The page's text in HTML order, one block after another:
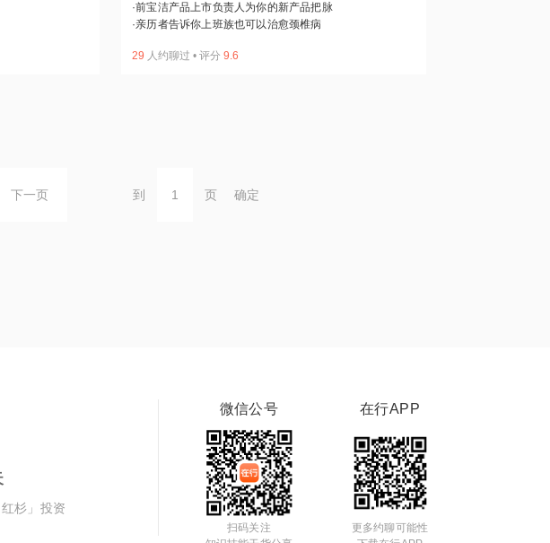
·前宝洁产品上市负责人为你的新产品把脉
·亲历者告诉你上班族也可以治愈颈椎病
29 人约聊过 • 评分 9.6
下一页 到 页 确定
红杉」投资
微信公号
扫码关注
在行APP
更多约聊可能性